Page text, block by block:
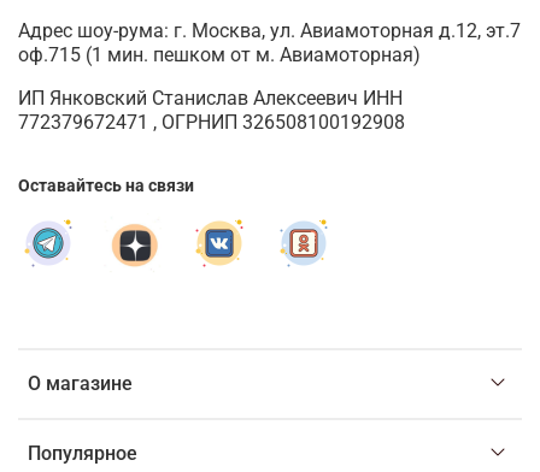
О магазине
Популярное
Адрес шоу-рума: г. Москва, ул. Авиамоторная д.12, эт.7
оф.715 (1 мин. пешком от м. Авиамоторная)
ИП Янковский Станислав Алексеевич ИНН
772379672471 , ОГРНИП 326508100192908
Оставайтесь на связи